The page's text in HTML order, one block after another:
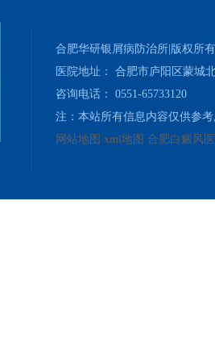
合肥华研银屑病防治所|版权所有
医院地址： 合肥市庐阳区蒙城
咨询电话： 0551-65733120
注：本站所有信息内容仅供参
网站地图 xml地图 合肥白癜风